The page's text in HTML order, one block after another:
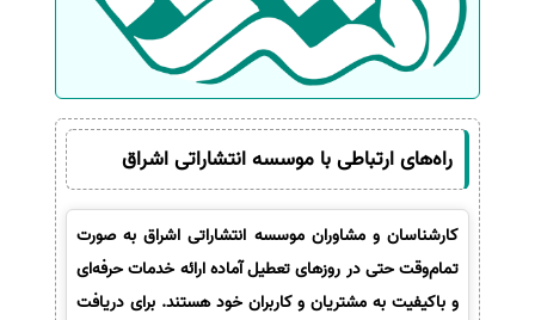
راه‌های ارتباطی با موسسه انتشاراتی اشراق
کارشناسان و مشاوران موسسه انتشاراتی اشراق به صورت
تمام‌وقت حتی در روزهای تعطیل آماده ارائه خدمات حرفه‌ای
و باکیفیت به مشتریان و کاربران خود هستند. برای دریافت